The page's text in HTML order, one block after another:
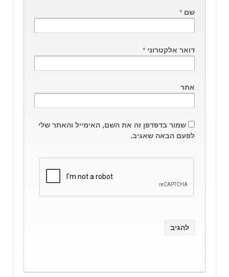
שם *
דואר אלקטרוני *
אתר
שמור בדפדפן זה את השם, האימייל והאתר שלי
לפעם הבאה שאגיב.